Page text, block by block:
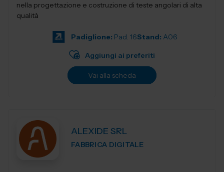
nella progettazione e costruzione di teste angolari di alta
qualità
Padiglione: Pad. 16Stand: A06
Aggiungi ai preferiti
Vai alla scheda
ALEXIDE SRL
FABBRICA DIGITALE